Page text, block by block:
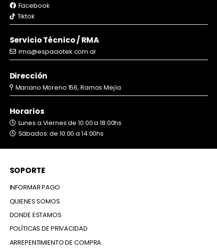
Facebook
Tiktok
Servicio Técnico / RMA
rma@espaciotek.com.ar
Dirección
Mariano Moreno 156, Ramos Mejía
Horarios
Lunes a Viernes de 10:00 a 18:00hs
Sábados: de 10:00 a 14:00hs
SOPORTE
INFORMAR PAGO
QUIENES SOMOS
DONDE ESTAMOS
POLÍTICAS DE PRIVACIDAD
ARREPENTIMIENTO DE COMPRA